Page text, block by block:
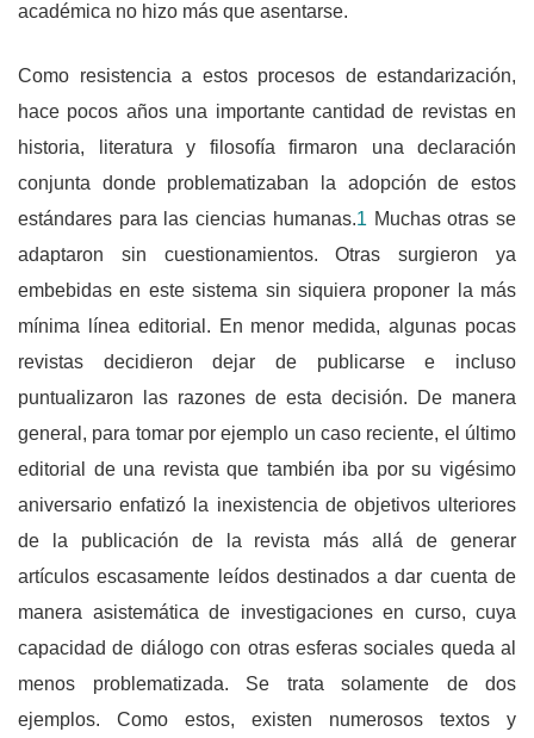
académica no hizo más que asentarse.
Como resistencia a estos procesos de estandarización,
hace pocos años una importante cantidad de revistas en
historia, literatura y filosofía firmaron una declaración
conjunta donde problematizaban la adopción de estos
estándares para las ciencias humanas.1 Muchas otras se
adaptaron sin cuestionamientos. Otras surgieron ya
embebidas en este sistema sin siquiera proponer la más
mínima línea editorial. En menor medida, algunas pocas
revistas decidieron dejar de publicarse e incluso
puntualizaron las razones de esta decisión. De manera
general, para tomar por ejemplo un caso reciente, el último
editorial de una revista que también iba por su vigésimo
aniversario enfatizó la inexistencia de objetivos ulteriores
de la publicación de la revista más allá de generar
artículos escasamente leídos destinados a dar cuenta de
manera asistemática de investigaciones en curso, cuya
capacidad de diálogo con otras esferas sociales queda al
menos problematizada. Se trata solamente de dos
ejemplos. Como estos, existen numerosos textos y